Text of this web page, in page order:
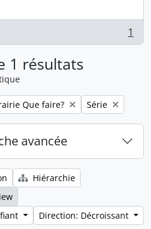
1
1 résultats
filter:
Que faire? Remove filter:
Série
avancée
Hiérarchie
Direction: Décroissant